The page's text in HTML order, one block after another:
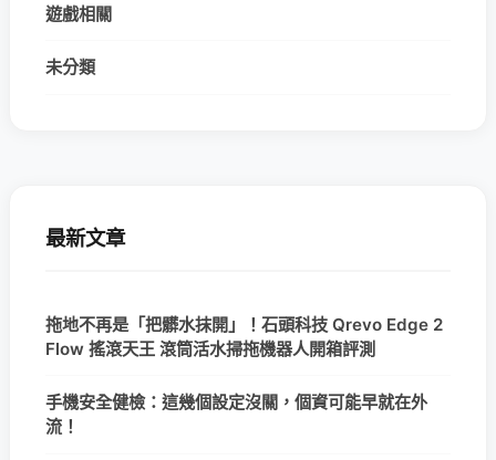
遊戲相關
未分類
最新文章
拖地不再是「把髒水抹開」！石頭科技 Qrevo Edge 2
Flow 搖滾天王 滾筒活水掃拖機器人開箱評測
手機安全健檢：這幾個設定沒關，個資可能早就在外
流！